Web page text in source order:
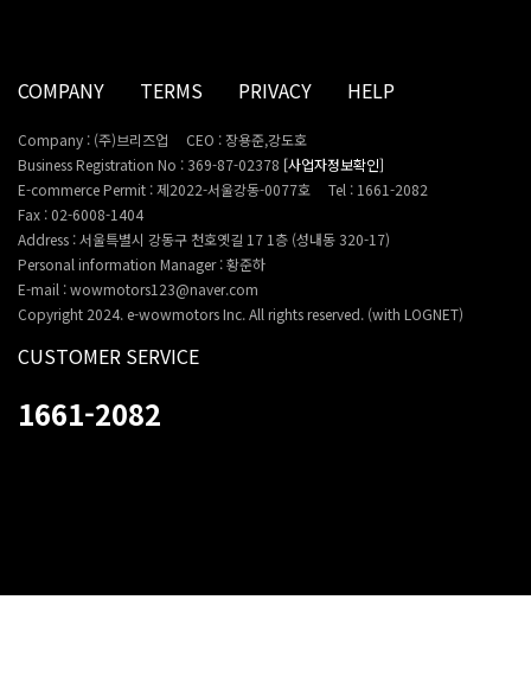
COMPANY TERMS PRIVACY HELP
Company : (주)브리즈업
CEO : 장용준,강도호
Business Registration No : 369-87-02378 [사업자정보확인]
E-commerce Permit : 제2022-서울강동-0077호
Tel : 1661-2082
Fax : 02-6008-1404
Address : 서울특별시 강동구 천호옛길 17 1층 (성내동 320-17)
Personal information Manager : 황준하
E-mail : wowmotors123@naver.com
Copyright 2024. e-wowmotors Inc. All rights reserved. (with LOGNET)
CUSTOMER SERVICE
1661-2082